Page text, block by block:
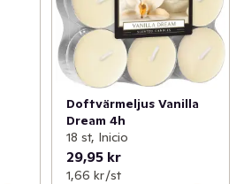
Doftvärmeljus Vanilla
Dream 4h
18 st, Inicio
29,95 kr
1,66 kr /st